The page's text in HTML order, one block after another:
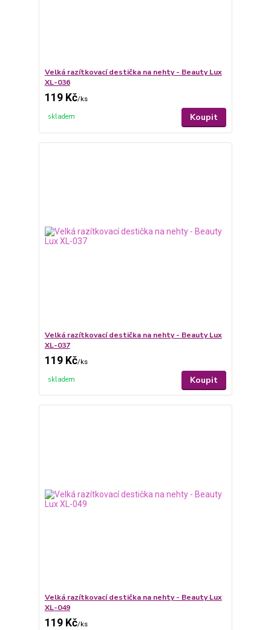
Velká razítkovací destička na nehty - Beauty Lux
XL-036
119 Kč/ks
skladem Koupit
Velká razítkovací destička na nehty - Beauty Lux
XL-037
119 Kč/ks
skladem Koupit
Velká razítkovací destička na nehty - Beauty Lux
XL-049
119 Kč/ks